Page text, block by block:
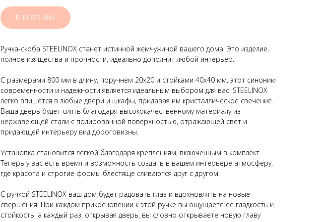
В КОРЗИНУ
Ручка-скоба STEELINOX станет истинной жемчужиной вашего дома! Это изделие,
полное изящества и прочности, идеально дополнит любой интерьер.
С размерами 800 мм в длину, поручнем 20x20 и стойками 40x40 мм, этот синоним
современности и надежности является идеальным выбором для вас! STEELINOX
легко впишется в любые двери и шкафы, придавая им кристаллическое свечение.
Ваша дверь будет сиять благодаря высококачественному материалу из
нержавеющей стали с полированной поверхностью, отражающей свет и
придающей интерьеру вид дороговизны.
Установка становится легкой благодаря креплениям, включенным в комплект.
Теперь у вас есть время и возможность создать в вашем интерьере атмосферу,
где красота и строгие формы блестяще сливаются друг с другом.
С ручкой STEELINOX ваш дом будет радовать глаз и вдохновлять на новые
свершения! При каждом прикосновении к этой ручке вы ощущаете её гладкость и
стойкость, а каждый раз, открывая дверь, вы словно открываете новую главу